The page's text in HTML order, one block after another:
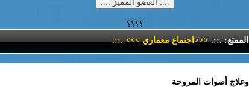
؟؟؟؟
.::.<<<اجتماع معماري >>>.::.
أصوات المروحة